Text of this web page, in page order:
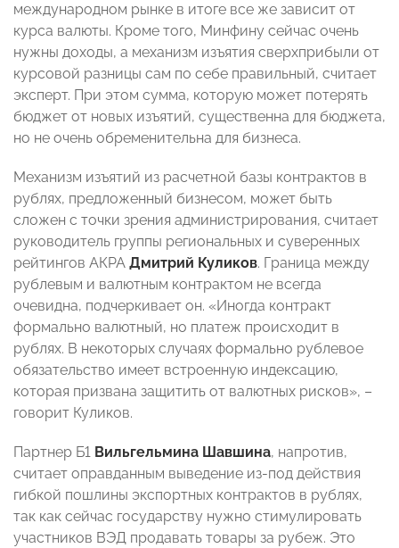
международном рынке в итоге все же зависит от
курса валюты. Кроме того, Минфину сейчас очень
нужны доходы, а механизм изъятия сверхприбыли от
курсовой разницы сам по себе правильный, считает
эксперт. При этом сумма, которую может потерять
бюджет от новых изъятий, существенна для бюджета,
но не очень обременительна для бизнеса.
Механизм изъятий из расчетной базы контрактов в
рублях, предложенный бизнесом, может быть
сложен с точки зрения администрирования, считает
руководитель группы региональных и суверенных
рейтингов АКРА Дмитрий Куликов. Граница между
рублевым и валютным контрактом не всегда
очевидна, подчеркивает он. «Иногда контракт
формально валютный, но платеж происходит в
рублях. В некоторых случаях формально рублевое
обязательство имеет встроенную индексацию,
которая призвана защитить от валютных рисков», –
говорит Куликов.
Партнер Б1 Вильгельмина Шавшина, напротив,
считает оправданным выведение из-под действия
гибкой пошлины экспортных контрактов в рублях,
так как сейчас государству нужно стимулировать
участников ВЭД продавать товары за рубеж. Это